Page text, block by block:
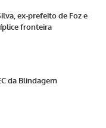
ex-prefeito de Foz e
fronteira
da Blindagem